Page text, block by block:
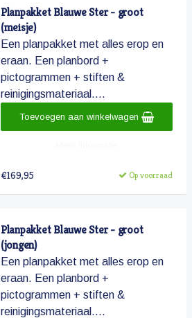
Planpakket Blauwe Ster - groot
(meisje)
Een planpakket met alles erop en
eraan. Een planbord +
pictogrammen + stiften &
reinigingsmateriaal....
€169,95 Op voorraad
Toevoegen aan winkelwagen
Planpakket Blauwe Ster - groot
(jongen)
Een planpakket met alles erop en
eraan. Een planbord +
pictogrammen + stiften &
reinigingsmateriaal....